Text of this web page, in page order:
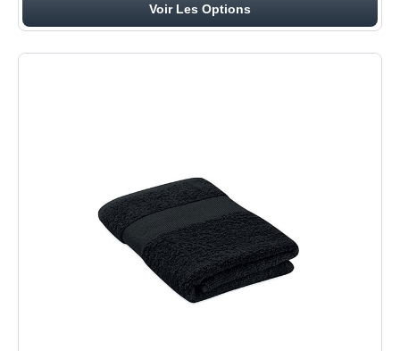
Voir Les Options